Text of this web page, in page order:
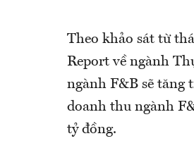
Theo khảo sát từ
Report về ngành
ngành F&B sẽ tăng
doanh thu ngành
tỷ đồng.